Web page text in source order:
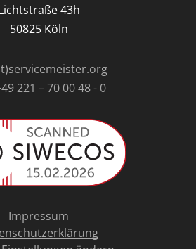
43h
50825 Köln
221 – 70 00 48 - 0
Impressum